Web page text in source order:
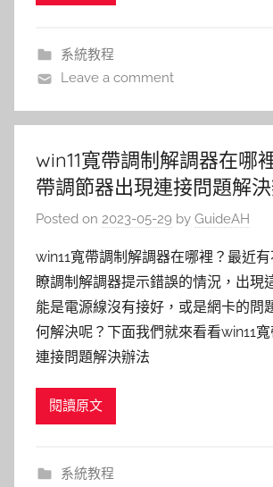
系統教程
Leave a comment
win11寬帶調制解調器在哪
帶調節器出現連接問題解
Posted on 2023-05-29 by GuideAH
win11寬帶調制解調器在哪裡？最近有
瞭調制解調器提示錯誤的情況，出現
能是電源線沒有接好，或是網卡的問
何解決呢？下面我們就來看看win11
連接問題解決辦法
閱讀原文
系統教程